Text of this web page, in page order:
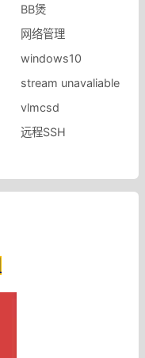
BB煲
网络管理
windows10
stream unavaliable
vlmcsd
远程SSH